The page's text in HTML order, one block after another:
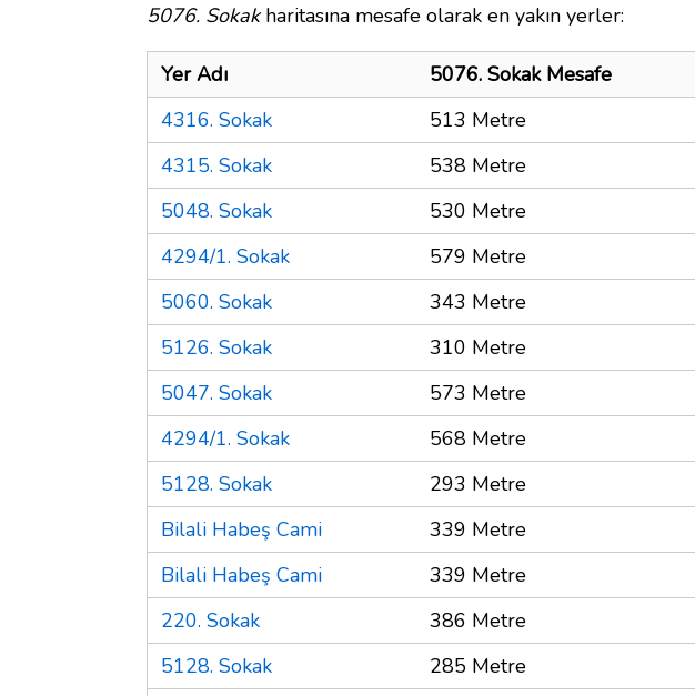
5076. Sokakharitasına mesafe olarak en yakın yerler:
Yer Adı
5076. Sokak Mesafe
4316. Sokak
513 Metre
4315. Sokak
538 Metre
5048. Sokak
530 Metre
4294/1. Sokak
579 Metre
5060. Sokak
343 Metre
5126. Sokak
310 Metre
5047. Sokak
573 Metre
4294/1. Sokak
568 Metre
5128. Sokak
293 Metre
Bilali Habeş Cami
339 Metre
Bilali Habeş Cami
339 Metre
220. Sokak
386 Metre
5128. Sokak
285 Metre